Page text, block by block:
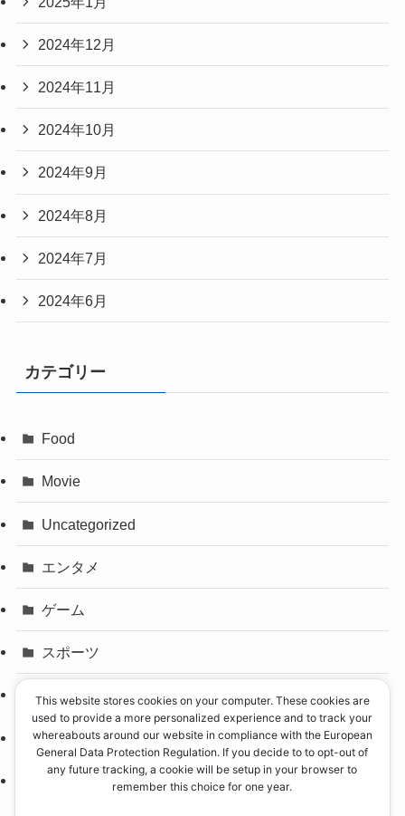
2024年12月
2024年11月
2024年10月
2024年9月
2024年8月
2024年7月
2024年6月
カテゴリー
Food
Movie
Uncategorized
エンタメ
ゲーム
スポーツ
パリオリンピック
事件
政治
This website stores cookies on your computer. These cookies are
used to provide a more personalized experience and to track your
whereabouts around our website in compliance with the European
General Data Protection Regulation. If you decide to to opt-out of
any future tracking, a cookie will be setup in your browser to
remember this choice for one year.